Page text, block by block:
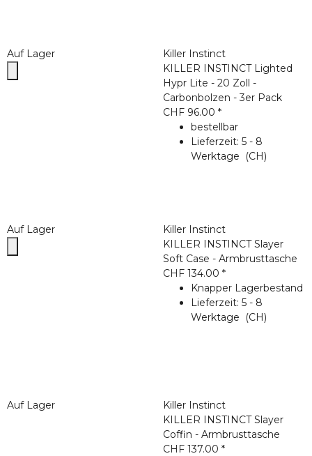
Auf Lager
Killer Instinct
KILLER INSTINCT Lighted
Hypr Lite - 20 Zoll -
Carbonbolzen - 3er Pack
CHF 96.00 *
bestellbar
Lieferzeit: 5 - 8
Werktage
(CH)
Auf Lager
Killer Instinct
KILLER INSTINCT Slayer
Soft Case - Armbrusttasche
CHF 134.00 *
Knapper Lagerbestand
Lieferzeit: 5 - 8
Werktage
(CH)
Auf Lager
Killer Instinct
KILLER INSTINCT Slayer
Coffin - Armbrusttasche
CHF 137.00 *